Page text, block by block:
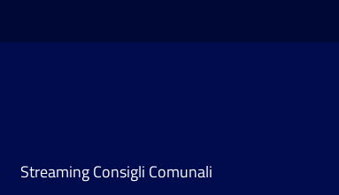
Streaming Consigli Comunali